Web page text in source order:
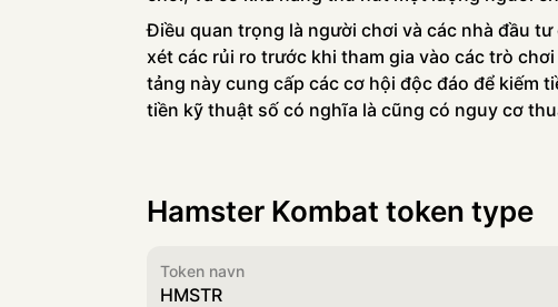
Điều quan trọng là người chơi và các nhà đầu
xét các rủi ro trước khi tham gia vào các trò
tảng này cung cấp các cơ hội độc đáo để kiếm
tiền kỹ thuật số có nghĩa là cũng có nguy cơ
Hamster Kombat token type
Token navn
HMSTR